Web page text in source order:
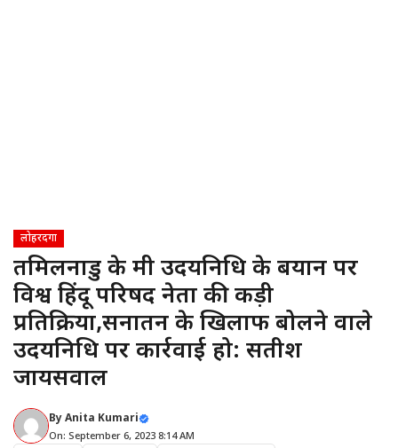
लोहरदगा
तमिलनाडु के मंत्री उदयनिधि के बयान पर
विश्व हिंदू परिषद नेता की कड़ी
प्रतिक्रिया,सनातन के खिलाफ बोलने वाले
उदयनिधि पर कार्रवाई हो: सतीश
जायसवाल
ByAnita Kumari
On: September 6, 2023 8:14 AM